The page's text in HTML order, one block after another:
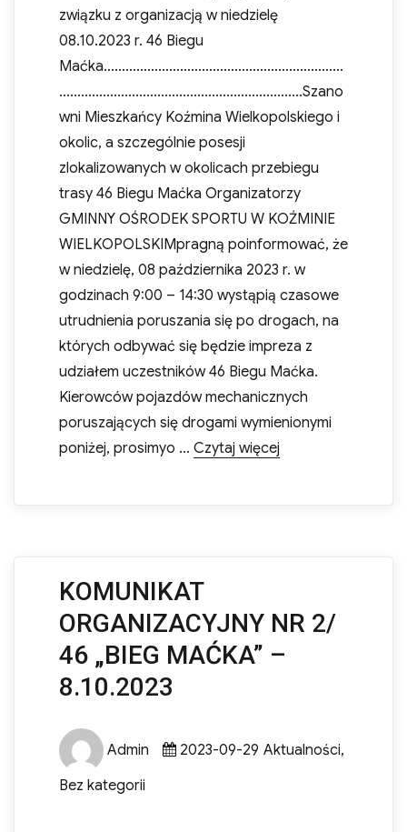
związku z organizacją w niedzielę
08.10.2023 r. 46 Biegu
Maćka…………………………………………………………
………………………………………………………….Szano
wni Mieszkańcy Koźmina Wielkopolskiego i
okolic, a szczególnie posesji
zlokalizowanych w okolicach przebiegu
trasy 46 Biegu Maćka Organizatorzy
GMINNY OŚRODEK SPORTU W KOŹMINIE
WIELKOPOLSKIMpragną poinformować, że
w niedzielę, 08 października 2023 r. w
godzinach 9:00 – 14:30 wystąpią czasowe
utrudnienia poruszania się po drogach, na
których odbywać się będzie impreza z
udziałem uczestników 46 Biegu Maćka.
Kierowców pojazdów mechanicznych
poruszających się drogami wymienionymi
poniżej, prosimyo … Czytaj więcej„KOMUNIKAT ws.
KOMUNIKAT
ORGANIZACYJNY NR 2/
46 „BIEG MAĆKA” –
8.10.2023
Author
Admin
Posted
2023-09-29
Categories
Aktualności,
Bez kategorii